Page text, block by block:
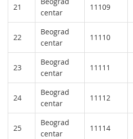
21
centar
11109
22
Beograd
centar
11110
23
Beograd
centar
11111
24
Beograd
centar
11112
25
Beograd
centar
11114